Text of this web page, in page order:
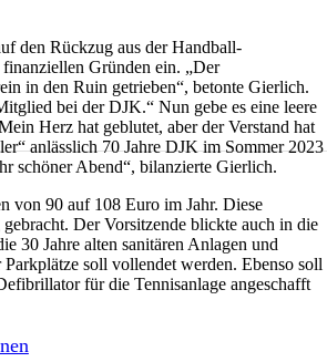
den Rückzug aus der Handball-
Gründen ein. „Der
in den Ruin getrieben“, betonte Gierlich.
bei der DJK.“ Nun gebe es eine leere
Herz hat geblutet, aber der Verstand hat
anlässlich 70 Jahre DJK im Sommer 2023
schöner Abend“, bilanzierte Gierlich.
von 90 auf 108 Euro im Jahr. Diese
Der Vorsitzende blickte auch in die
30 Jahre alten sanitären Anlagen und
soll vollendet werden. Ebenso soll
für die Tennisanlage angeschafft